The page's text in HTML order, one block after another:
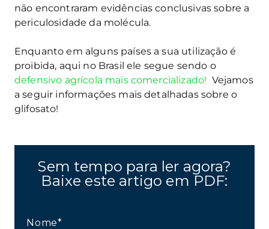
não encontraram evidências conclusivas sobre a
periculosidade da molécula.
Enquanto em alguns países a sua utilização é
proibida, aqui no Brasil ele segue sendo o
defensivo agrícola mais comercializado! Vejamos
a seguir informações mais detalhadas sobre o
glifosato!
Sem tempo para ler agora?
Baixe este artigo em PDF:
Nome*